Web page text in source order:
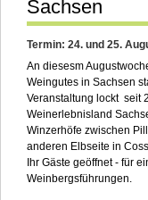
Sachsen
Termin: 24. und 25.
An diesesm
Weingutes in Sachsen
Veranstaltung lockt seit
Weinerlebnisland
Winzerhöfe zwischen
anderen Elbseite in
Ihr Gäste geöffnet - für
Weinbergsführungen.